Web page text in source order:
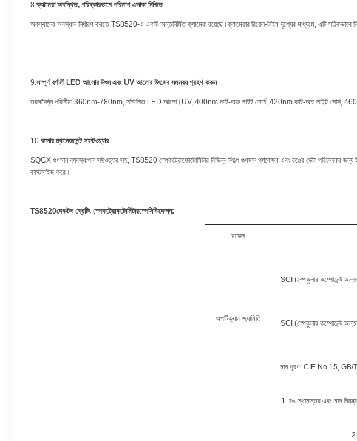
8.ক্যামেরা অবস্থিত, পরিষ্কারভাবে পরিমাপ এলাকা নিশ্চিত
অবস্থানের অবস্থান নির্ধারণ করতে TS8520-এ একটি অন্তর্নির্মিত ক্যামেরা রয়েছে।ক্যামেরার রিয়েল-টাইম দৃশ্যের মাধ্যমে, এটি সঠিকভাবে
9.সম্পূর্ণ বর্ণালী LED আলোর উৎস এবং UV আলোর উৎসের সমন্বয় গ্রহণ করুন
তরঙ্গদৈর্ঘ্য পরিসীমা 360nm-780nm, সম্মিলিত LED আলো।UV, 400nm কাট-অফ লাইট সোর্স, 420nm কাট-অফ লাইট সোর্স,
10.কালার ম্যানেজমেন্ট সফটওয়্যার
SQCX গুণমান ব্যবস্থাপনা সফ্টওয়্যার সহ, TS8520 স্পেকট্রোফোটোমিটার বিভিন্ন শিল্পে গুণমান পর্যবেক্ষণ এবং রঙের ডেটা পরিচালনার
কাস্টমাইজ করে।
TS8520বেঞ্চটপ গ্রেটিং স্পেকট্রোফটোমিটারস্পেসিফিকেশন:
মডেল
অপটিক্যাল জ্যামিতি
SCI (স্পেকুলার কম্পোনেন্ট
SCI (স্পেকুলার কম্পোনেন্ট
মান পূরণ: CIE No.15,
1. রঙ স্থানান্তর এবং মান